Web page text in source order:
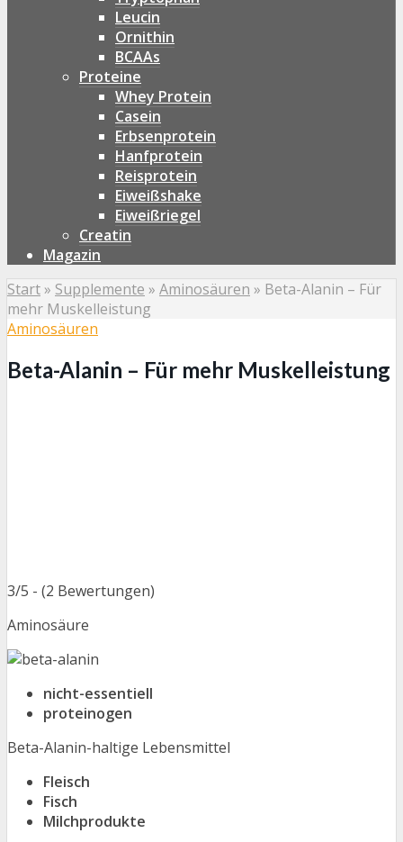
Leucin
Ornithin
BCAAs
Proteine
Whey Protein
Casein
Erbsenprotein
Hanfprotein
Reisprotein
Eiweißshake
Eiweißriegel
Creatin
Magazin
Start» Supplemente » Aminosäuren » Beta-Alanin – Für
mehr Muskelleistung
Aminosäuren
Beta-Alanin – Für mehr Muskelleistung
3/5 - (2 Bewertungen)
Aminosäure
nicht-essentiell
proteinogen
Beta-Alanin-haltige Lebensmittel
Fleisch
Fisch
Milchprodukte